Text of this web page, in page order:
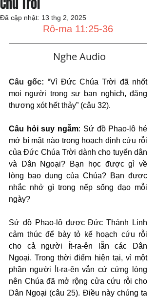
Đã cập nhật: 13 thg 2, 2025
Rô-ma 11:25-36
   Nghe Audio
Câu gốc: “Vì Đức Chúa Trời đã nhốt
mọi người trong sự bạn nghịch, đặng
thương xót hết thảy” (câu 32).
Câu hỏi suy ngẫm: Sứ đồ Phao-lô hé
mở bí mật nào trong hoạch định cứu rỗi
của Đức Chúa Trời dành cho tuyển dân
và Dân Ngoại? Bạn học được gì về
lòng bao dung của Chúa? Bạn được
nhắc nhở gì trong nếp sống đạo mỗi
ngày?
Sứ đồ Phao-lô được Đức Thánh Linh
cảm thúc để bày tỏ kế hoạch cứu rỗi
cho cả người Ít-ra-ên lẫn các Dân
Ngoại. Trong thời điểm hiện tại, vì một
phần người Ít-ra-ên vẫn cứ cứng lòng
nên Chúa đã mở rộng cửa cứu rỗi cho
Dân Ngoại (câu 25). Điều này chúng ta